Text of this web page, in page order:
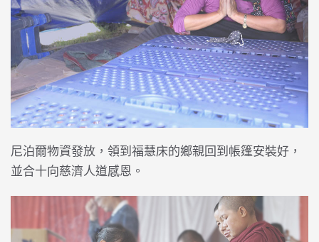
尼泊爾物資發放，領到福慧床的鄉親回到帳篷安裝好，
並合十向慈濟人道感恩。